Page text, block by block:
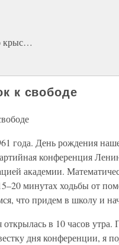
крыс…
к свободе
года. День рождения
конференция
академии.
минутах ходьбы от
что придем в школу и
в 10 часов
дня конференции, я